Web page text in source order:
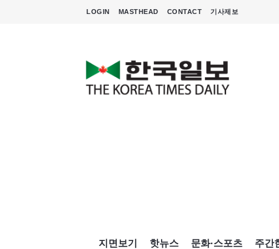
LOGIN MASTHEAD CONTACT 기사제보
지면보기 핫뉴스 문화·스포츠 주간